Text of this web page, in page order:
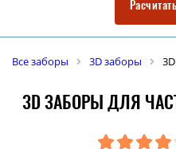
Все заборы 3D заборы
3D ЗАБОРЫ ДЛЯ